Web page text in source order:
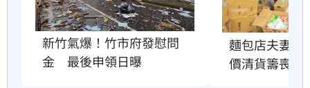
新竹氣爆！竹市府發慰問
金　最後申領日曝
麵包店夫妻氣
價清貨籌喪葬